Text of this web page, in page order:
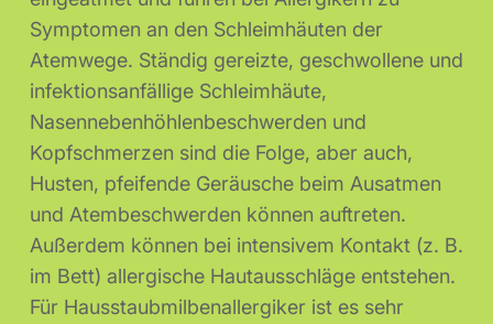
Symptomen an den Schleimhäuten der
Atemwege. Ständig gereizte, geschwollene und
infektionsanfällige Schleimhäute,
Nasennebenhöhlenbeschwerden und
Kopfschmerzen sind die Folge, aber auch,
Husten, pfeifende Geräusche beim Ausatmen
und Atembeschwerden können auftreten.
Außerdem können bei intensivem Kontakt (z. B.
im Bett) allergische Hautausschläge entstehen.
Für Hausstaubmilbenallergiker ist es sehr